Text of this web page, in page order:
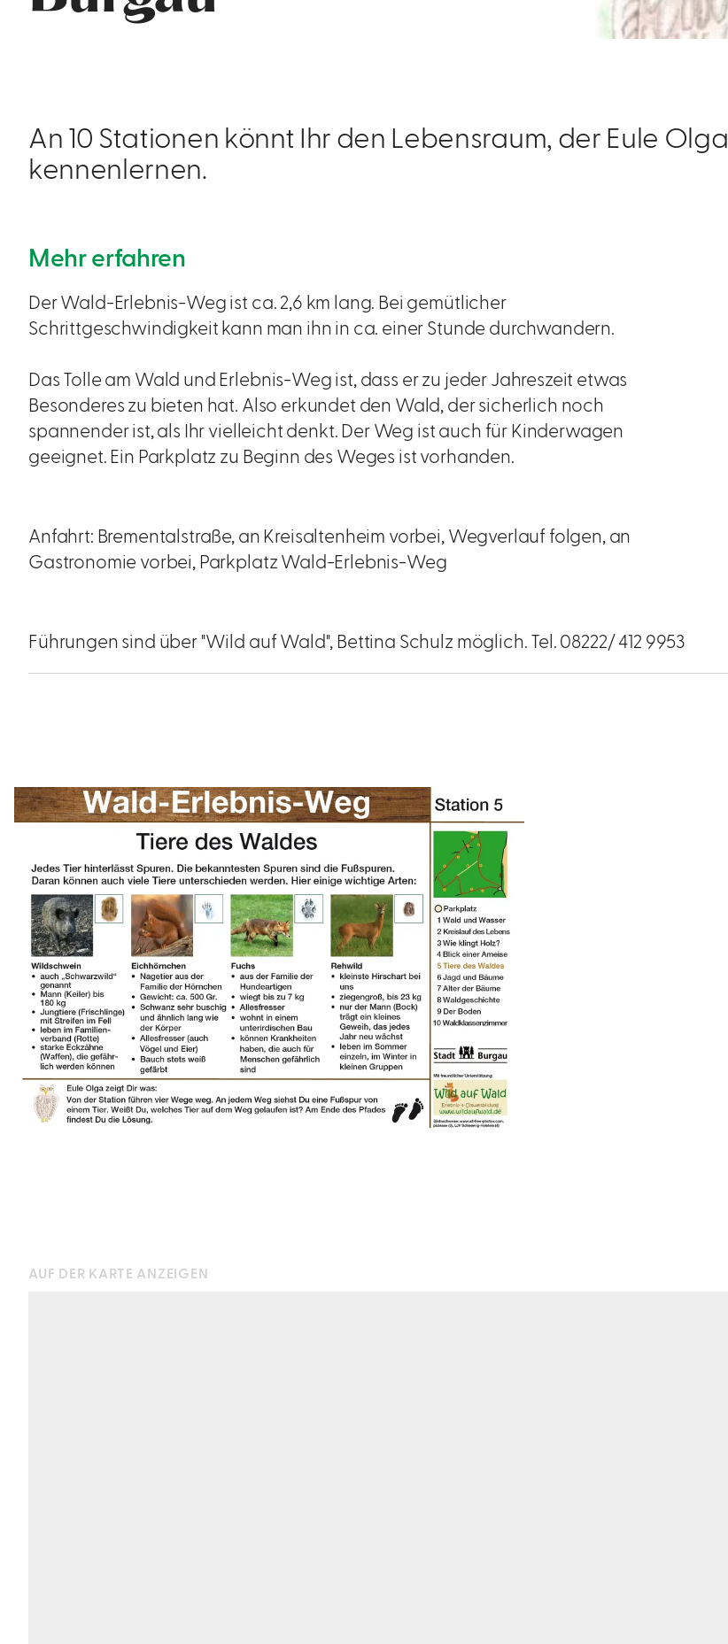
An 10 Stationen könnt Ihr den Lebensraum, der Eule Olga
kennenlernen.
Mehr erfahren
Der Wald-Erlebnis-Weg ist ca. 2,6 km lang. Bei gemütlicher
Schrittgeschwindigkeit kann man ihn in ca. einer Stunde durchwandern.
Das Tolle am Wald und Erlebnis-Weg ist, dass er zu jeder Jahreszeit etwas
Besonderes zu bieten hat. Also erkundet den Wald, der sicherlich noch
spannender ist, als Ihr vielleicht denkt. Der Weg ist auch für Kinderwagen
geeignet. Ein Parkplatz zu Beginn des Weges ist vorhanden.
Anfahrt: Brementalstraße, an Kreisaltenheim vorbei, Wegverlauf folgen, an
Gastronomie vorbei, Parkplatz Wald-Erlebnis-Weg
Führungen sind über "Wild auf Wald", Bettina Schulz möglich. Tel. 08222/ 412 9953
AUF DER KARTE ANZEIGEN